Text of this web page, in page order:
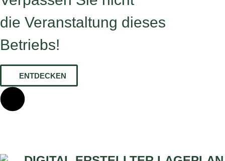
die Veranstaltung dieses
Betriebs!
ENTDECKEN